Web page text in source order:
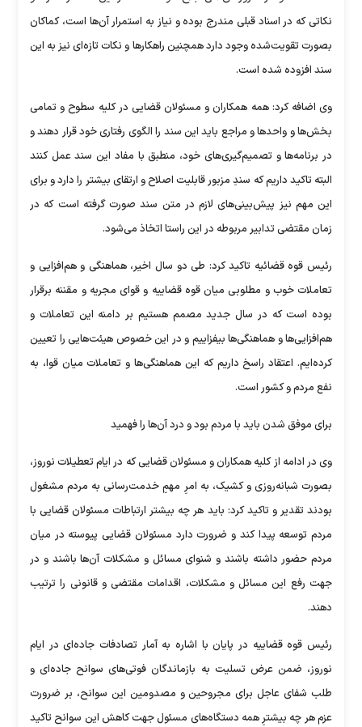
نکاتی که در اسناد قبلی مندرج بوده و نیاز به استمرار آن‌ها است، کماکان
بصورت تقویت‌شده وجود دارد همچنین راهکارها و نکات تازه‌ای نیز به این
سند افزوده شده است.
وی اضافه کرد: همه همکاران و مسئولان قضایی در کلیه سطوح و تمامی
بخش‌ها و واحدها و مراجع باید این سند را الگوی رفتاری خود قرار دهند و
در برنامه‌ها و تصمیم‌گیری‌های خود، منطبق با مفاد این سند عمل کنند
البته تاکید داریم که سندِ مزبور قابلیت اصلاح و ارتقای بیشتر را دارد و برای
این مهم نیز پیش‌بینی‌های لازم در متن سند صورت گرفته است که در
زمان مقتضی تدابیر مربوطه در این راستا اتخاذ می‌شود.
رئیس قوه قضائیه تاکید کرد: طی دو سال اخیر، هماهنگی و هم‌افزایی و
تعاملات خوب و مطلوبی میان قوه قضاییه و قوای مجریه و مقننه برقرار
بوده است که در سال جدید مصمم هستیم بر دامنه این تعاملات و
هم‌افزایی‌ها و هماهنگی‌ها بیفزاییم و در این خصوص هیئت‌هایی را تعیین
کرده‌ایم. اعتقاد راسخ داریم که این هماهنگی‌ها و تعاملات میان قوا، به
نفع مردم و کشور است.
برای موفق شدن باید با مردم بود و درد آن‌ها را فهمید
وی در ادامه از کلیه همکاران و مسئولان قضایی که در ایام تعطیلات نوروز،
بصورت شبانه‌روزی و کشیک، به امرِ مهمِ خدمت‌رسانی به مردم مشغول
بودند تقدیر و تاکید کرد: باید هر چه بیشتر ارتباطات مسئولان قضایی با
مردم توسعه پیدا کند و ضرورت دارد مسئولان قضایی پیوسته در میان
مردم حضور داشته باشند و شنوای مسائل و مشکلات آن‌ها باشند و در
جهت رفع این مسائل و مشکلات، اقدامات مقتضی و قانونی را ترتیب
دهند.
رئیس قوه قضاییه در پایان با اشاره به آمار تصادفات جاده‌ای در ایام
نوروز، ضمن عرض تسلیت به بازماندگان فوتی‌های سوانح جاده‌ای و
طلب شفای عاجل برای مجروحین و مصدومین این سوانح، بر ضرورت
عزم هر چه بیشترِ همه دستگاه‌های مسئول جهت کاهش این سوانح تاکید